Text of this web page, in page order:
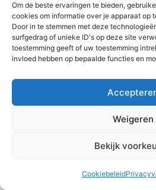
Om de beste ervaringen te bieden,
cookies om informatie over je apparaat op
Door in te stemmen met deze
surfgedrag of unieke ID's op deze site
toestemming geeft of uw toestemming
invloed hebben op bepaalde functies en
Weigeren
Bekijk
Cookiebeleid
© 2026